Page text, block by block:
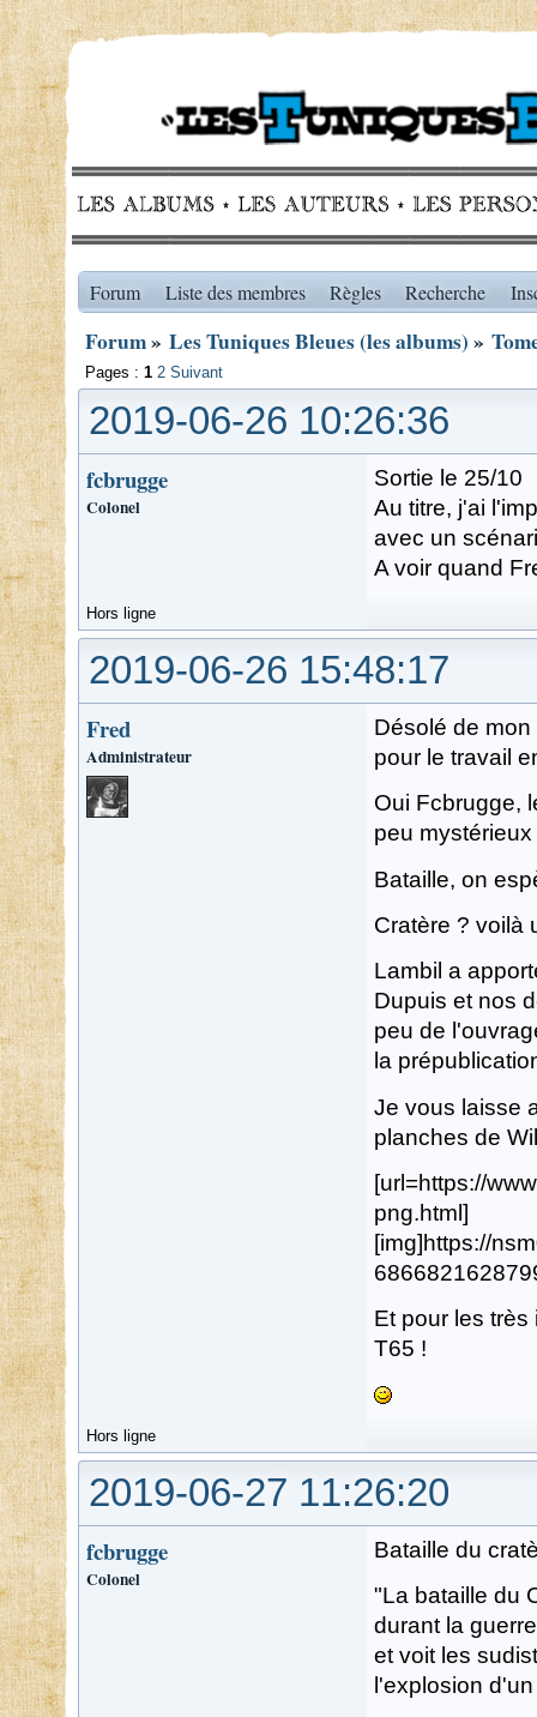
Forum Liste des membres Règles Recherche
Forum» Les Tuniques Bleues (les albums) »
Pages : 1 2 Suivant
2019-06-26 10:26:36
fcbrugge
Colonel
Sortie le 25/10
Au titre, j'ai
avec un
A voir quand
Hors ligne
2019-06-26 15:48:17
Fred
Administrateur
Désolé de
pour le travail
Oui Fcbrugge,
peu
Bataille, on
Cratère ? voilà
Lambil a
Dupuis et nos
peu de
la
Je vous laisse
planches de
[url=https://
png.html]
[img]https://
Et pour les
T65 !
Hors ligne
2019-06-27 11:26:20
fcbrugge
Colonel
Bataille du
"La bataille du
durant la
et voit les
l'explosion